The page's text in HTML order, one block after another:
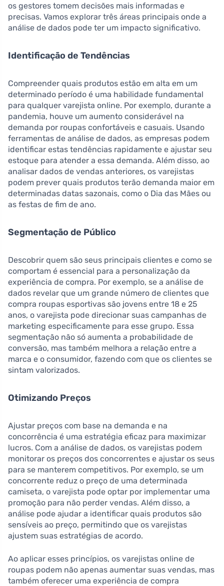
os gestores tomem decisões mais informadas e
precisas. Vamos explorar três áreas principais onde a
análise de dados pode ter um impacto significativo.
Identificação de Tendências
Compreender quais produtos estão em alta em um
determinado período é uma habilidade fundamental
para qualquer varejista online. Por exemplo, durante a
pandemia, houve um aumento considerável na
demanda por roupas confortáveis e casuais. Usando
ferramentas de análise de dados, as empresas podem
identificar estas tendências rapidamente e ajustar seu
estoque para atender a essa demanda. Além disso, ao
analisar dados de vendas anteriores, os varejistas
podem prever quais produtos terão demanda maior em
determinadas datas sazonais, como o Dia das Mães ou
as festas de fim de ano.
Segmentação de Público
Descobrir quem são seus principais clientes e como se
comportam é essencial para a personalização da
experiência de compra. Por exemplo, se a análise de
dados revelar que um grande número de clientes que
compra roupas esportivas são jovens entre 18 e 25
anos, o varejista pode direcionar suas campanhas de
marketing especificamente para esse grupo. Essa
segmentação não só aumenta a probabilidade de
conversão, mas também melhora a relação entre a
marca e o consumidor, fazendo com que os clientes se
sintam valorizados.
Otimizando Preços
Ajustar preços com base na demanda e na
concorrência é uma estratégia eficaz para maximizar
lucros. Com a análise de dados, os varejistas podem
monitorar os preços dos concorrentes e ajustar os seus
para se manterem competitivos. Por exemplo, se um
concorrente reduz o preço de uma determinada
camiseta, o varejista pode optar por implementar uma
promoção para não perder vendas. Além disso, a
análise pode ajudar a identificar quais produtos são
sensíveis ao preço, permitindo que os varejistas
ajustem suas estratégias de acordo.
Ao aplicar esses princípios, os varejistas online de
roupas podem não apenas aumentar suas vendas, mas
também oferecer uma experiência de compra